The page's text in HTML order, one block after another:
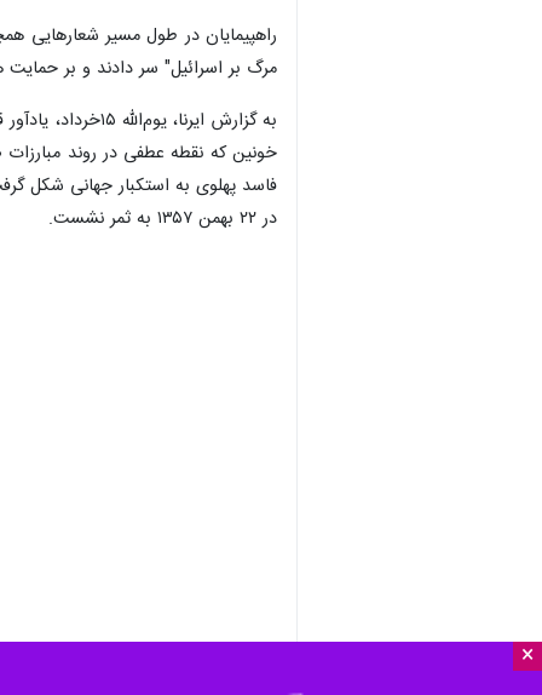
×
راهپیمایان در طول مسیر شعارهایی
مرگ بر اسرائیل" سر دادند و بر حمایت
خونین که نقطه عطفی در روند
فاسد پهلوی به استکبار جهانی شکل
در ۲۲ بهمن ۱۳۵۷ به ثمر نشست.